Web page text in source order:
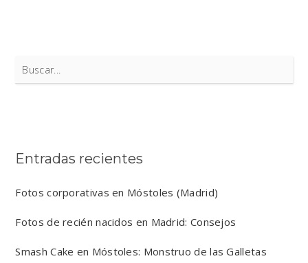
Search
for:
Entradas recientes
Fotos corporativas en Móstoles (Madrid)
Fotos de recién nacidos en Madrid: Consejos
Smash Cake en Móstoles: Monstruo de las Galletas